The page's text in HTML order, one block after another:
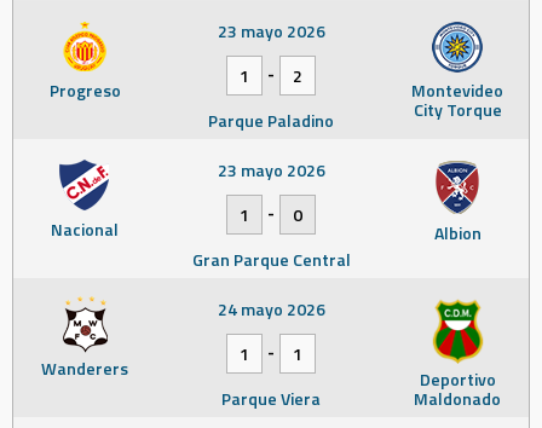
Progreso Montevideo
City Torque
23 mayo 2026
1
-
2
Parque Paladino
Nacional Albion
23 mayo 2026
1
-
0
Gran Parque Central
Wanderers Deportivo
Maldonado
24 mayo 2026
1
-
1
Parque Viera